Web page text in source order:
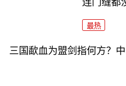
连门缝都
最热
三国歃血为盟剑指何方？